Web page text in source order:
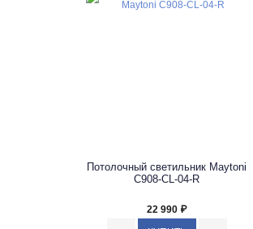
Потолочный светильник Maytoni
C908-CL-04-R
22 990 ₽